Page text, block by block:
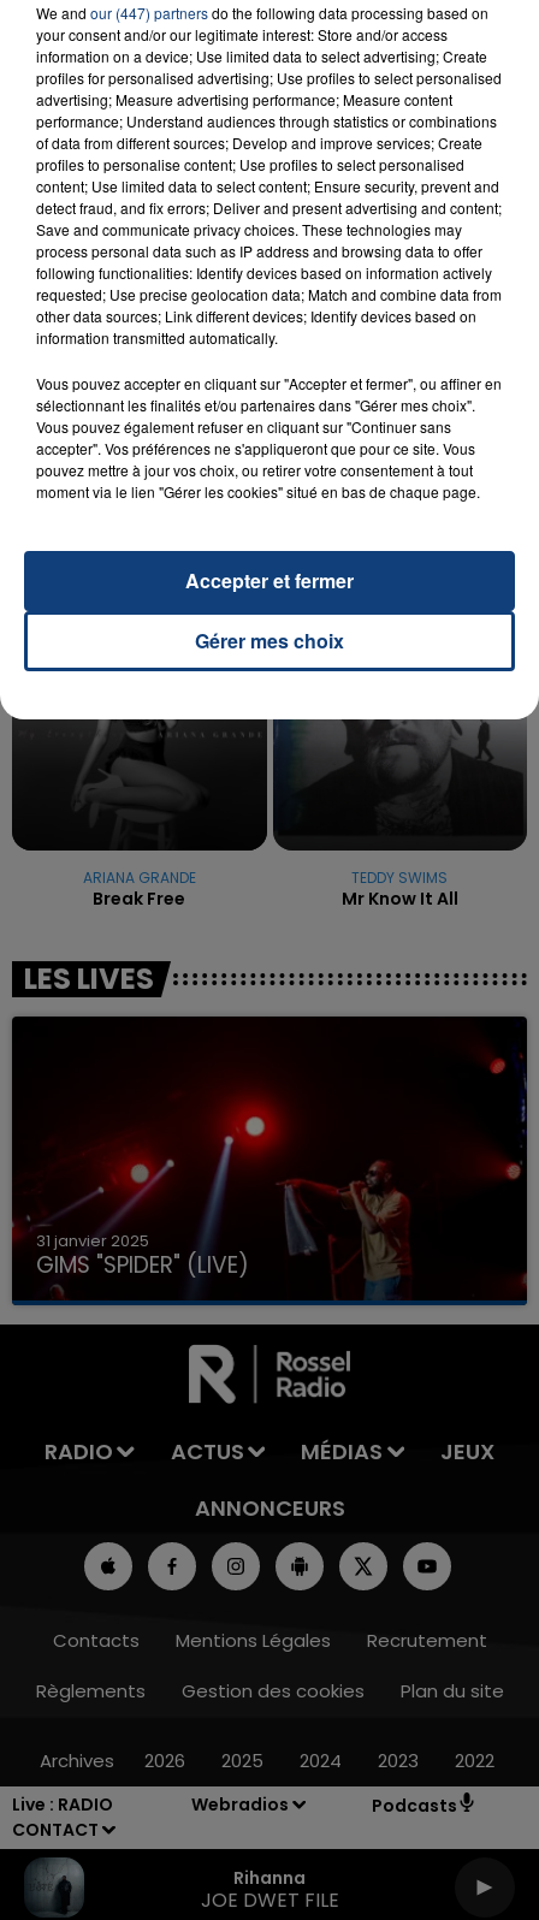
Live : RADIO
CONTACT
Webradios Podcasts
Rihanna
JOE DWET FILE
23 juillet 2026
INCENDIE MORTEL À LENS : UNE FEMME ET
SON BÉBÉ ENTRE LA VIE ET LA...
Un homme s'est immolé par le feu après avoir
aspergé sa compagne et leur bébé de trois mois
d'un liquide inflammable.
20 juillet 2026
UNE ADOLESCENTE DEVANT SE FAIRE
OPÉRER DE LA CHEVILLE RESSORT DE LA...
La famille a porté plainte contre la clinique qui a
reconnu sa responsabilité et présenté ses
TITRES DIFFUSÉS
ARIANA GRANDE
Break Free
13h17
13h17
TEDDY SWIMS
Mr Know It All
LES LIVES
31 janvier 2025
GIMS "SPIDER" (LIVE)
RADIO ACTUS MÉDIAS
JEUX
ANNONCEURS
Contacts Mentions Légales
Recrutement
Règlements
Gestion des cookies Plan du site
Archives 2026 2025 2024 2023 2022
We and our (447) partnersdo the following data processing based on
your consent and/or our legitimate interest: Store and/or access
information on a device; Use limited data to select advertising; Create
profiles for personalised advertising; Use profiles to select personalised
advertising; Measure advertising performance; Measure content
performance; Understand audiences through statistics or combinations
of data from different sources; Develop and improve services; Create
profiles to personalise content; Use profiles to select personalised
content; Use limited data to select content; Ensure security, prevent and
detect fraud, and fix errors; Deliver and present advertising and content;
Save and communicate privacy choices. These technologies may
process personal data such as IP address and browsing data to offer
following functionalities: Identify devices based on information actively
requested; Use precise geolocation data; Match and combine data from
other data sources; Link different devices; Identify devices based on
information transmitted automatically.
Vous pouvez accepter en cliquant sur "Accepter et fermer", ou affiner en
sélectionnant les finalités et/ou partenaires dans "Gérer mes choix".
Vous pouvez également refuser en cliquant sur "Continuer sans
accepter". Vos préférences ne s'appliqueront que pour ce site. Vous
pouvez mettre à jour vos choix, ou retirer votre consentement à tout
moment via le lien "Gérer les cookies" situé en bas de chaque page.
Gérer mes choix
Accepter et fermer